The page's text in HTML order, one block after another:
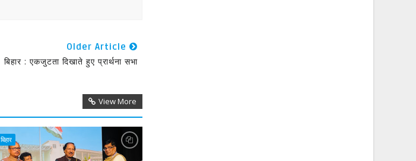
Older Article
बिहार : एकजुटता दिखाते हुए प्रार्थना सभा
View More
बिहार